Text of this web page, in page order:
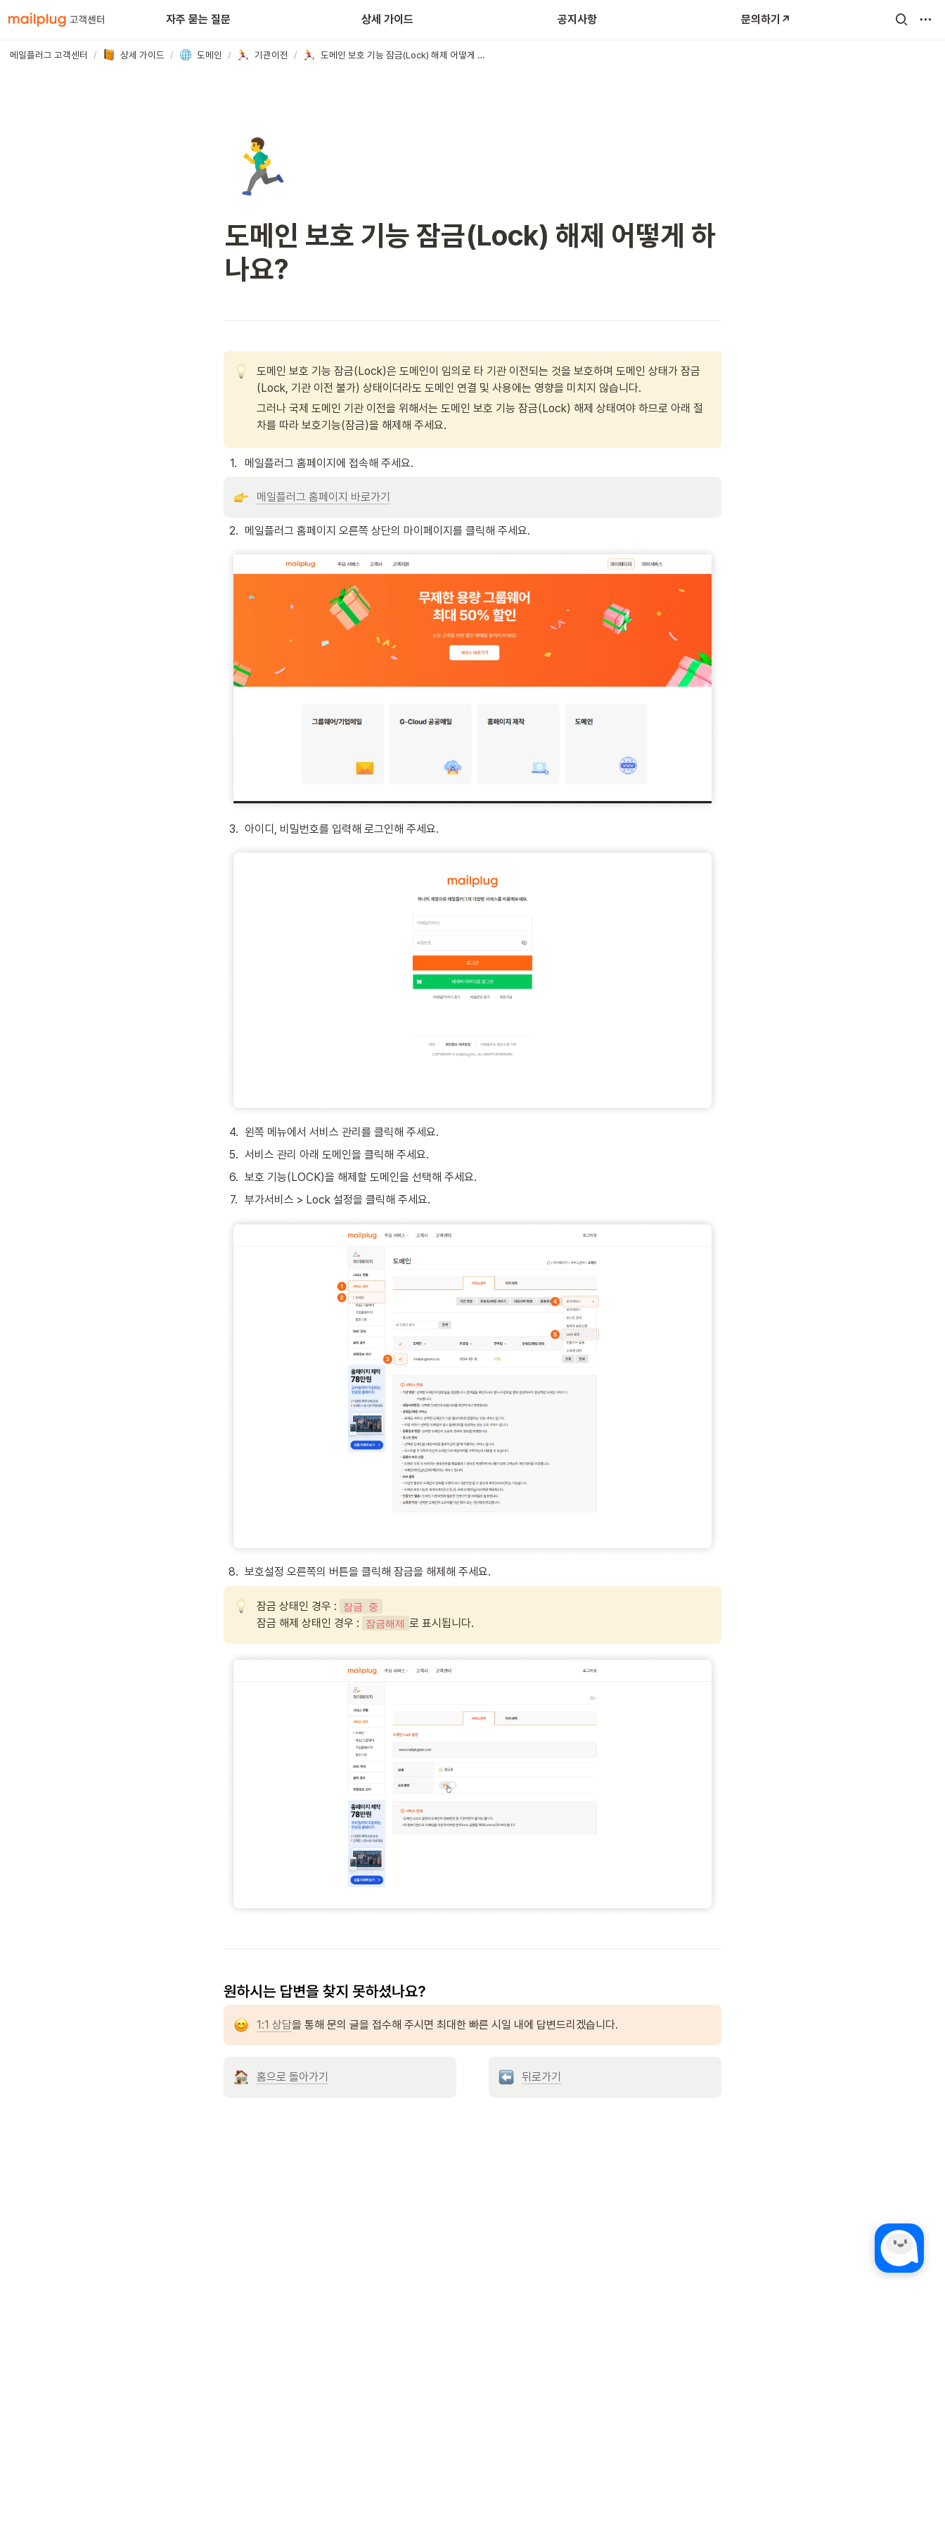
자주 묻는 질문 상세 가이드 공지사항 문의하기↗️
메일플러그 고객센터 / 상세 가이드 / 도메인 / 기관이전 / 도메인 보호 기능 잠금(Lock) 해제 어떻게 하나요?
아웃룩 홈페이지 제작
🏃‍♂️
도메인 보호 기능 잠금(Lock) 해제 어떻게 하
나요?
도메인 보호 기능 잠금(Lock)은 도메인이 임의로 타 기관 이전되는 것을 보호하며 도메인 상태가 잠금
(Lock, 기관 이전 불가) 상태이더라도 도메인 연결 및 사용에는 영향을 미치지 않습니다.
그러나 국제 도메인 기관 이전을 위해서는 도메인 보호 기능 잠금(Lock) 해제 상태여야 하므로 아래 절
차를 따라 보호기능(잠금)을 해제해 주세요.
1. 메일플러그 홈페이지에 접속해 주세요.
메일플러그 홈페이지 바로가기
2. 메일플러그 홈페이지 오른쪽 상단의 마이페이지를 클릭해 주세요.
3. 아이디, 비밀번호를 입력해 로그인해 주세요.
4. 왼쪽 메뉴에서 서비스 관리를 클릭해 주세요.
5. 서비스 관리 아래 도메인을 클릭해 주세요.
6. 보호 기능(LOCK)을 해제할 도메인을 선택해 주세요.
7. 부가서비스 > Lock 설정을 클릭해 주세요.
8. 보호설정 오른쪽의 버튼을 클릭해 잠금을 해제해 주세요.
잠금 상태인 경우 : 잠금 중
잠금 해제 상태인 경우 : 잠금해제 로 표시됩니다.
1:1 상담을 통해 문의 글을 접수해 주시면 최대한 빠른 시일 내에 답변드리겠습니다.
홈으로 돌아가기 뒤로가기